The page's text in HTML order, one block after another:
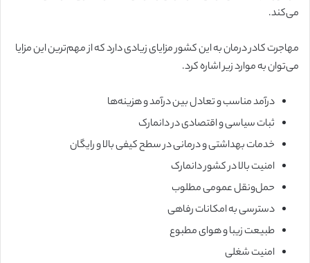
می‌کند.
مهاجرت کادر درمان به این کشور مزایای زیادی دارد که از مهم‌ترین این مزایا
می‌توان به موارد زیر اشاره کرد.
درآمد مناسب و تعادل بین درآمد و هزینه‌ها
ثبات سیاسی و اقتصادی در دانمارک
خدمات بهداشتی و درمانی در سطح کیفی بالا و رایگان
امنیت بالا در کشور دانمارک
حمل‌ونقل عمومی مطلوب
دسترسی به امکانات رفاهی
طبیعت زیبا و هوای مطبوع
امنیت شغلی